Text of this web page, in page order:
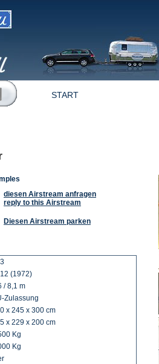
START
diesen Airstream anfragen
reply to this Airstream
Diesen Airstream parken
(1972)
/ 8,1 m
Zulassung
x 245 x 300 cm
x 229 x 200 cm
Kg
Kg